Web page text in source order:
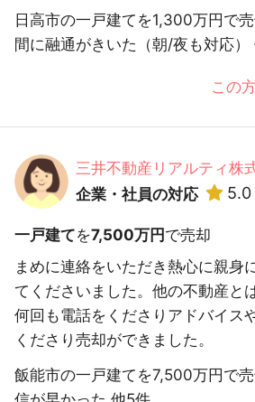
日高市の一戸建てを1,300万円で
間に融通がきいた（朝/夜も対応）
この
三井不動産リアルティ株
企業・社員の対応
5.0
一戸建てを7,500万円 で売却
まめに連絡をいただき熱心に親身
てくださいました。他の不動産と
何回も電話をくださりアドバイス
くださり売却ができました。
飯能市の一戸建てを7,500万円で